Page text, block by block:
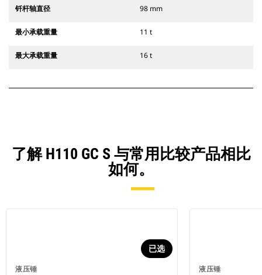
钎杆轴直径 98 mm
最小承载重量 11 t
最大承载重量 16 t
了解 H110 GC S 与常用比较产品相比
如何。
液压锤
已选
液压锤